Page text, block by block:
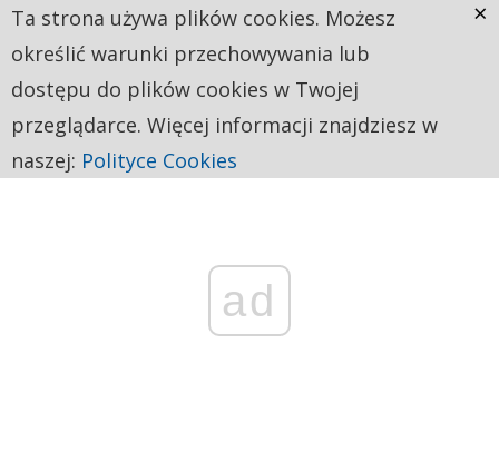
ad
Ta strona używa plików cookies. Możesz
określić warunki przechowywania lub
dostępu do plików cookies w Twojej
przeglądarce. Więcej informacji znajdziesz w
naszej: Polityce Cookies
×